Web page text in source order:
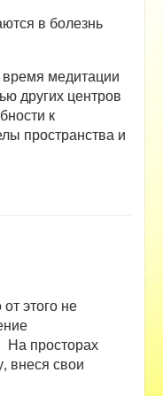
в болезнь
медитации
других центров
к
пространства и
этого не
На просторах
внеся свои